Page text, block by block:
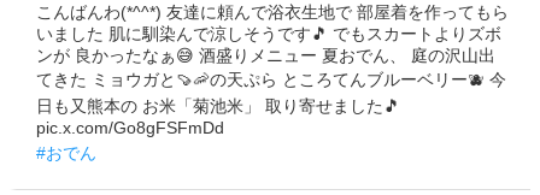
こんばんわ(*^^*) 友達に頼んで浴衣生地で 部屋着を作ってもら
いました 肌に馴染んで涼しそうです🎵 でもスカートよりズボ
ンが 良かったなぁ😅 酒盛りメニュー 夏おでん、 庭の沢山出
てきた ミョウガと🍠🦐の天ぷら ところてんブルーベリー🫐 今
日も又熊本の お米「菊池米」 取り寄せました🎵
pic.x.com/Go8gFSFmDd
#おでん